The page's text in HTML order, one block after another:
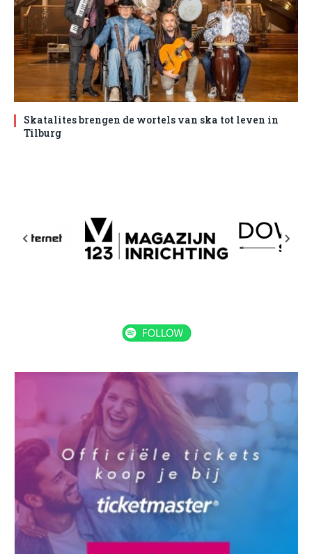
Skatalites brengen de wortels van ska tot leven in
Tilburg